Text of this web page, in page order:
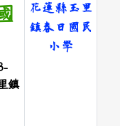
鎮
花蓮縣玉里
鎮春日國民
小學